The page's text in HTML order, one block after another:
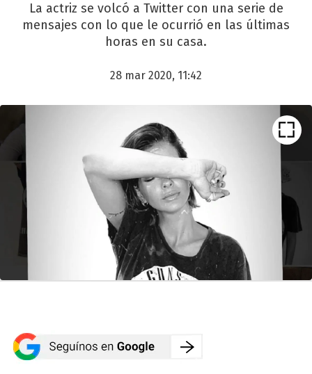
La actriz se volcó a Twitter con una serie de
mensajes con lo que le ocurrió en las últimas
horas en su casa.
28 mar 2020, 11:42